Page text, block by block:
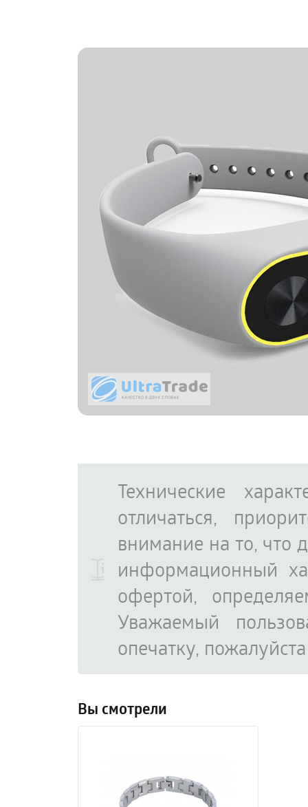
Технические
отличаться,
внимание на то, что
информационный
офертой,
Уважаемый
опечатку,
Вы смотрели